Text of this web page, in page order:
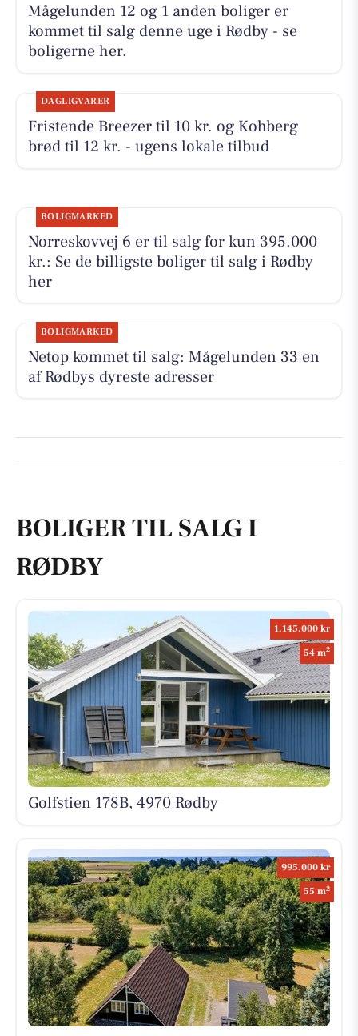
Mågelunden 12 og 1 anden boliger er
kommet til salg denne uge i Rødby - se
boligerne her.
DAGLIGVARER
Fristende Breezer til 10 kr. og Kohberg
brød til 12 kr. - ugens lokale tilbud
BOLIGMARKED
Norreskovvej 6 er til salg for kun 395.000
kr.: Se de billigste boliger til salg i Rødby
her
BOLIGMARKED
Netop kommet til salg: Mågelunden 33 en
af Rødbys dyreste adresser
BOLIGER TIL SALG I
RØDBY
1.145.000 kr
54 m2
Golfstien 178B, 4970 Rødby
995.000 kr
55 m2